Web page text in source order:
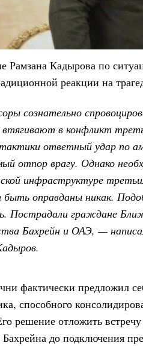
Рамзана Кадырова по
реакции на
сознательно
в конфликт
ответный удар по
отпор врагу. Однако
инфраструктуре
быть оправданы никак.
Пострадали граждане
Бахрейн и ОАЭ, —
фактически предложил
способного
решение отложить
до подключения